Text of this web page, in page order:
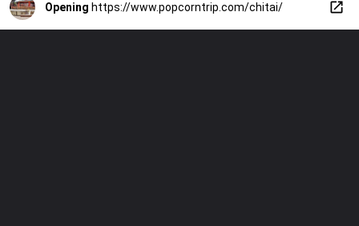
Opening https://www.popcorntrip.com/chitai/